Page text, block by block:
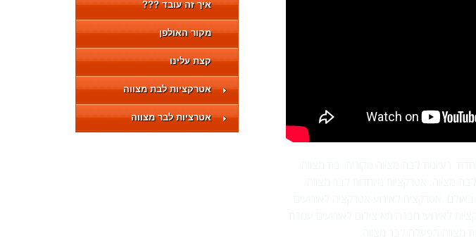
איך זה עובד ???
מקור האולפן
קצת עלינו
אטרקציות לבת מצווה
אטרציות לבר מצווה